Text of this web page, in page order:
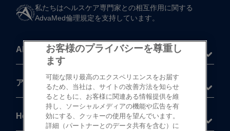
私たちは​ヘルスケア専門家との​相互作用に​関する​
AdvaMed倫理規定を​支持しています。
About
アキュビュー®製品
Help
お客様のプライバシーを尊重し
ます
可能な限り最高のエクスペリエンスをお届す
るため、当社は、サイトの改善方法を知らせ
るとともに、お客様に関連ある情報提供を維
持し、ソーシャルメディアの機能や広告を有
効にする、クッキーの使用を望んでいます。
詳細（パートナーとのデータ共有を含む）に